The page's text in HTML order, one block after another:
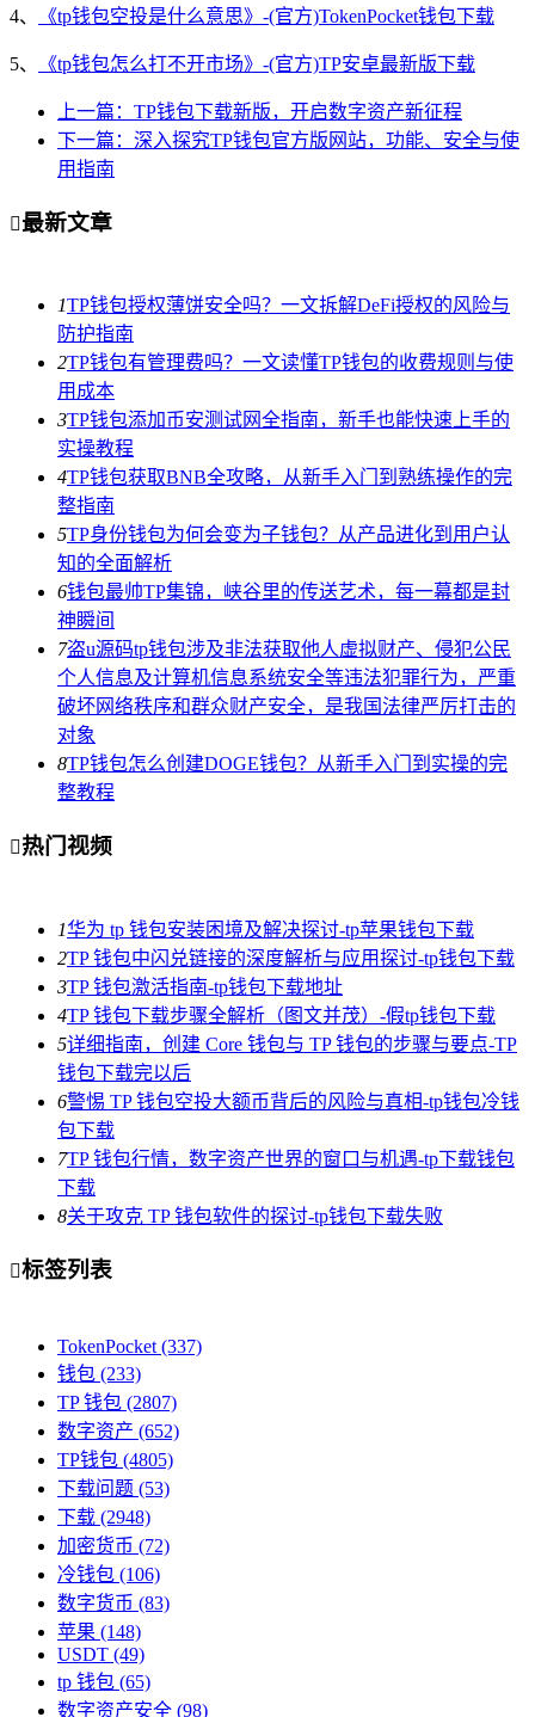
4、 《tp钱包空投是什么意思》-(官方)TokenPocket钱包下载
5、 《tp钱包怎么打不开市场》-(官方)TP安卓最新版下载
上一篇：TP钱包下载新版，开启数字资产新征程
下一篇：深入探究TP钱包官方版网站，功能、安全与使
用指南
最新文章
1TP钱包授权薄饼安全吗？一文拆解DeFi授权的风险与
防护指南
2TP钱包有管理费吗？一文读懂TP钱包的收费规则与使
用成本
3TP钱包添加币安测试网全指南，新手也能快速上手的
实操教程
4TP钱包获取BNB全攻略，从新手入门到熟练操作的完
整指南
5TP身份钱包为何会变为子钱包？从产品进化到用户认
知的全面解析
6钱包最帅TP集锦，峡谷里的传送艺术，每一幕都是封
神瞬间
7盗u源码tp钱包涉及非法获取他人虚拟财产、侵犯公民
个人信息及计算机信息系统安全等违法犯罪行为，严重
破坏网络秩序和群众财产安全，是我国法律严厉打击的
对象
8TP钱包怎么创建DOGE钱包？从新手入门到实操的完
整教程
热门视频
1华为 tp 钱包安装困境及解决探讨-tp苹果钱包下载
2TP 钱包中闪兑链接的深度解析与应用探讨-tp钱包下载
3TP 钱包激活指南-tp钱包下载地址
4TP 钱包下载步骤全解析（图文并茂）-假tp钱包下载
5详细指南，创建 Core 钱包与 TP 钱包的步骤与要点-TP
钱包下载完以后
6警惕 TP 钱包空投大额币背后的风险与真相-tp钱包冷钱
包下载
7TP 钱包行情，数字资产世界的窗口与机遇-tp下载钱包
下载
8关于攻克 TP 钱包软件的探讨-tp钱包下载失败
标签列表
TokenPocket (337)
钱包 (233)
TP 钱包 (2807)
数字资产 (652)
TP钱包 (4805)
下载问题 (53)
下载 (2948)
加密货币 (72)
冷钱包 (106)
数字货币 (83)
苹果 (148)
USDT (49)
tp 钱包 (65)
数字资产安全 (98)